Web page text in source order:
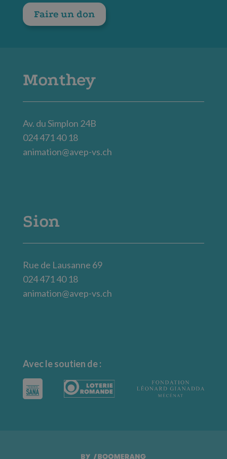
Faire un don
Monthey
Av. du Simplon 24B
024 471 40 18
animation@avep-vs.ch
Sion
Rue de Lausanne 69
024 471 40 18
animation@avep-vs.ch
Avec le soutien de :